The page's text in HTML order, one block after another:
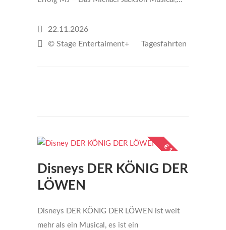
22.11.2026
© Stage Entertaiment+
Tagesfahrten
€ 185,-
Disneys DER KÖNIG DER
LÖWEN
Disneys DER KÖNIG DER LÖWEN ist weit
mehr als ein Musical, es ist ein